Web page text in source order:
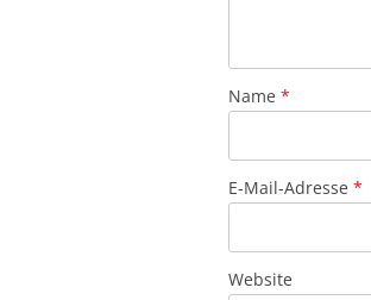
Name *
E-Mail-Adresse *
Website